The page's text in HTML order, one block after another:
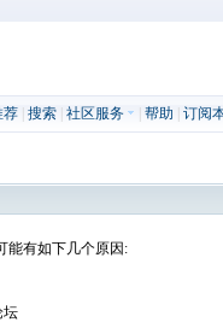
荐| 搜索| 社区服务 帮助 订阅
能有如下几个原因:
坛